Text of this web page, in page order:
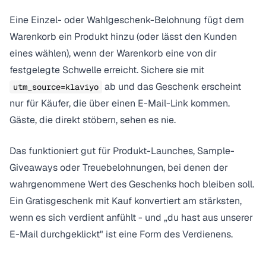
Eine Einzel- oder Wahlgeschenk-Belohnung fügt dem
Warenkorb ein Produkt hinzu (oder lässt den Kunden
eines wählen), wenn der Warenkorb eine von dir
festgelegte Schwelle erreicht. Sichere sie mit
utm_source=klaviyo ab und das Geschenk erscheint
nur für Käufer, die über einen E-Mail-Link kommen.
Gäste, die direkt stöbern, sehen es nie.
Das funktioniert gut für Produkt-Launches, Sample-
Giveaways oder Treuebelohnungen, bei denen der
wahrgenommene Wert des Geschenks hoch bleiben soll.
Ein Gratisgeschenk mit Kauf konvertiert am stärksten,
wenn es sich verdient anfühlt - und „du hast aus unserer
E-Mail durchgeklickt" ist eine Form des Verdienens.